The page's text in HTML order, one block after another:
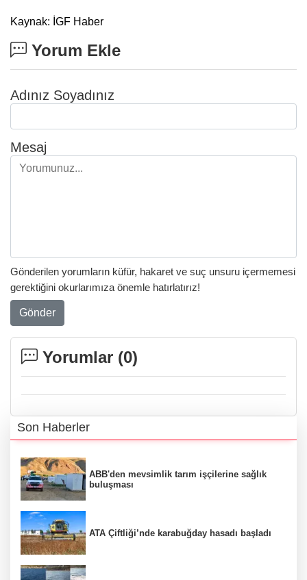
Kaynak: İGF Haber
Yorum Ekle
Adınız Soyadınız
Mesaj
Gönderilen yorumların küfür, hakaret ve suç unsuru içermemesi
gerektiğini okurlarımıza önemle hatırlatırız!
Gönder
Yorumlar (0)
Son Haberler
ABB'den mevsimlik tarım işçilerine sağlık
buluşması
ATA Çiftliği’nde karabuğday hasadı başladı